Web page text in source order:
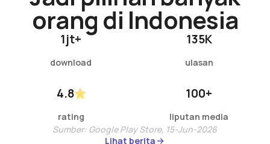
orang di Indonesia
1jt+
download
135K
ulasan
4.8
rating
100+
liputan media
Sumber: Google Play Store, 15-Jun-2026
Lihat berita
Lihat berita